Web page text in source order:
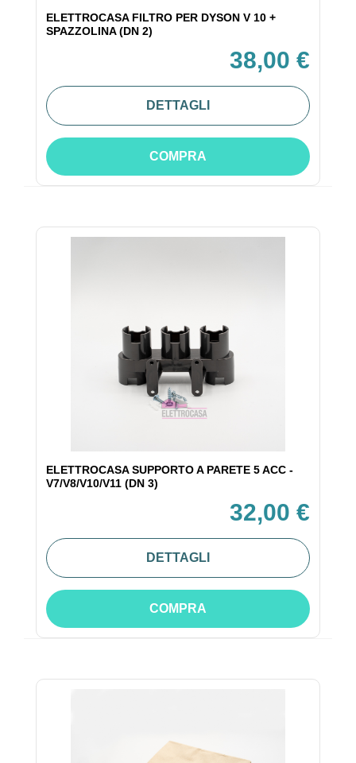
ELETTROCASA FILTRO PER DYSON V 10 +
SPAZZOLINA (DN 2)
38,00 €
DETTAGLI
COMPRA
ELETTROCASA SUPPORTO A PARETE 5 ACC -
V7/V8/V10/V11 (DN 3)
32,00 €
DETTAGLI
COMPRA